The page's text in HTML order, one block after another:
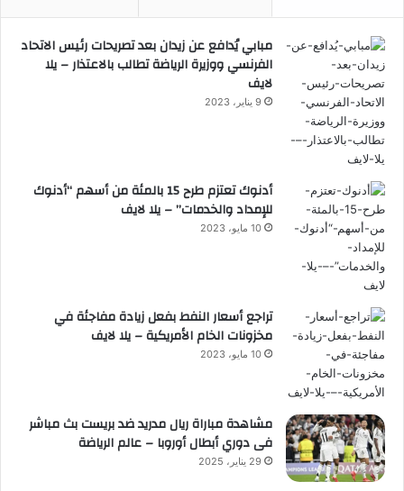
مبابي يُدافع عن زيدان بعد تصريحات رئيس الاتحاد
الفرنسي ووزيرة الرياضة تطالب بالاعتذار – يلا
لايف
9 يناير، 2023
أدنوك تعتزم طرح 15 بالمئة من أسهم “أدنوك
للإمداد والخدمات” – يلا لايف
10 مايو، 2023
تراجع أسعار النفط بفعل زيادة مفاجئة في
مخزونات الخام الأمريكية – يلا لايف
10 مايو، 2023
مشاهدة مباراة ريال مدريد ضد بريست بث مباشر
فى دوري أبطال أوروبا – عالم الرياضة
29 يناير، 2025